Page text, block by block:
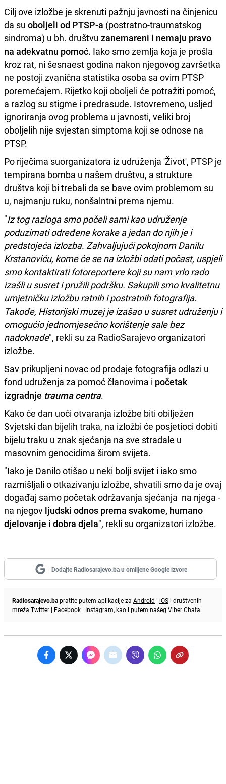
Cilj ove izložbe je skrenuti pažnju javnosti na činjenicu
da su oboljeli od PTSP-a (postratno-traumatskog
sindroma) u bh. društvu zanemareni i nemaju pravo
na adekvatnu pomoć. Iako smo zemlja koja je prošla
kroz rat, ni šesnaest godina nakon njegovog završetka
ne postoji zvanična statistika osoba sa ovim PTSP
poremećajem. Rijetko koji oboljeli će potražiti pomoć,
a razlog su stigme i predrasude. Istovremeno, usljed
ignoriranja ovog problema u javnosti, veliki broj
oboljelih nije svjestan simptoma koji se odnose na
PTSP.
Po riječima suorganizatora iz udruženja 'Život', PTSP je
tempirana bomba u našem društvu, a strukture
društva koji bi trebali da se bave ovim problemom su
u, najmanju ruku, nonšalntni prema njemu.
"Iz tog razloga smo počeli sami kao udruženje
poduzimati određene korake a jedan do njih je i
predstojeća izlozba. Zahvaljujući pokojnom Danilu
Krstanoviću, kome će se na izložbi odati počast, uspjeli
smo kontaktirati fotoreportere koji su nam vrlo rado
izašli u susret i pružili podršku. Sakupili smo kvalitetnu
umjetničku izložbu ratnih i postratnih fotografija.
Takođe, Historijski muzej je izašao u susret udruženju i
omogućio jednomjesečno korištenje sale bez
nadoknade", rekli su za RadioSarajevo organizatori
izložbe.
Sav prikupljeni novac od prodaje fotografija odlazi u
fond udruženja za pomoć članovima i početak
izgradnje trauma centra.
Kako će dan uoči otvaranja izložbe biti obilježen
Svjetski dan bijelih traka, na izložbi će posjetioci dobiti
bijelu traku u znak sjećanja na sve stradale u
masovnim genocidima širom svijeta.
"Iako je Danilo otišao u neki bolji svijet i iako smo
razmišljali o otkazivanju izložbe, shvatili smo da je ovaj
događaj samo početak održavanja sjećanja na njega -
na njegov ljudski odnos prema svakome, humano
djelovanje i dobra djela", rekli su organizatori izložbe.
Dodajte Radiosarajevo.ba u omiljene Google izvore
Radiosarajevo.bapratite putem aplikacije za Android | iOS i društvenih
mreža Twitter | Facebook | Instagram, kao i putem našeg ViberChata.